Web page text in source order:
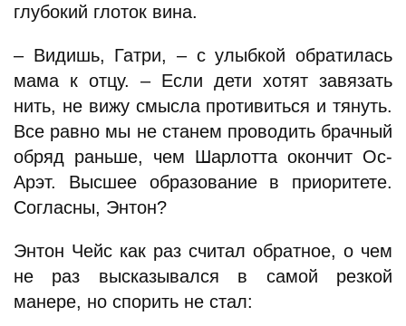
глубокий глоток вина.
– Видишь, Гатри, – с улыбкой обратилась
мама к отцу. – Если дети хотят завязать
нить, не вижу смысла противиться и тянуть.
Все равно мы не станем проводить брачный
обряд раньше, чем Шарлотта окончит Ос-
Арэт. Высшее образование в приоритете.
Согласны, Энтон?
Энтон Чейс как раз считал обратное, о чем
не раз высказывался в самой резкой
манере, но спорить не стал: